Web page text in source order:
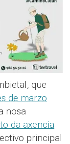
que
de marzo
nosa
da axencia
principal